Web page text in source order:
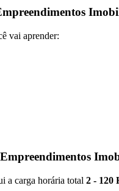
vai aprender:
a carga horária total 2 - 120